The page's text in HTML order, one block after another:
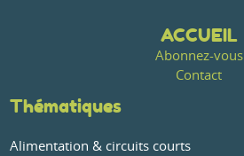
ACCUEIL
Abonnez-vous
Contact
Thématiques
Alimentation & circuits courts